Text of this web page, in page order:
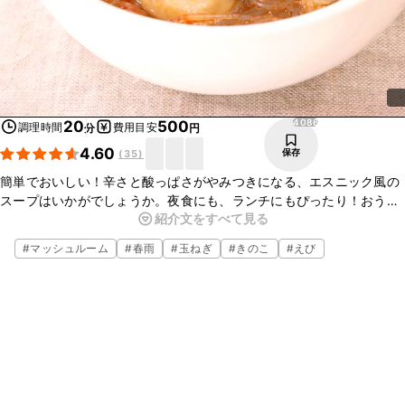
調理時間 20分 費用目安500円
4.60 ( 35)
4086
保存
簡単でおいしい！辛さと酸っぱさがやみつきになる、エスニック風の
スープはいかがでしょうか。夜食にも、ランチにもぴったり！おうち
で簡単にタイ料理が食べられます。春雨を戻す手間も無く作れるの
で、ぜひ作ってみてくださいね。
紹介文をすべて見る
#マッシュルーム #春雨 #玉ねぎ #きのこ #えび